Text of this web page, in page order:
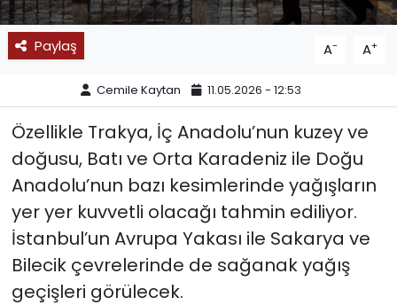
Paylaş A- A+
Cemile Kaytan 11.05.2026 - 12:53
Özellikle Trakya, İç Anadolu’nun kuzey ve
doğusu, Batı ve Orta Karadeniz ile Doğu
Anadolu’nun bazı kesimlerinde yağışların
yer yer kuvvetli olacağı tahmin ediliyor.
İstanbul’un Avrupa Yakası ile Sakarya ve
Bilecik çevrelerinde de sağanak yağış
geçişleri görülecek.